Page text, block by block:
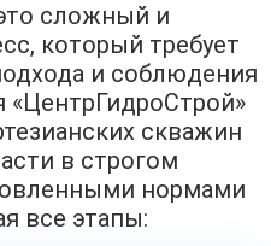
сложный и
который требует
и соблюдения
«ЦентрГидроСтрой»
скважин
в строгом
нормами
все этапы: